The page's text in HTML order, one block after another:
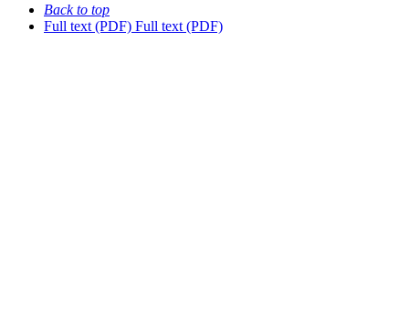
Back to top
Full text (PDF) Full text (PDF)